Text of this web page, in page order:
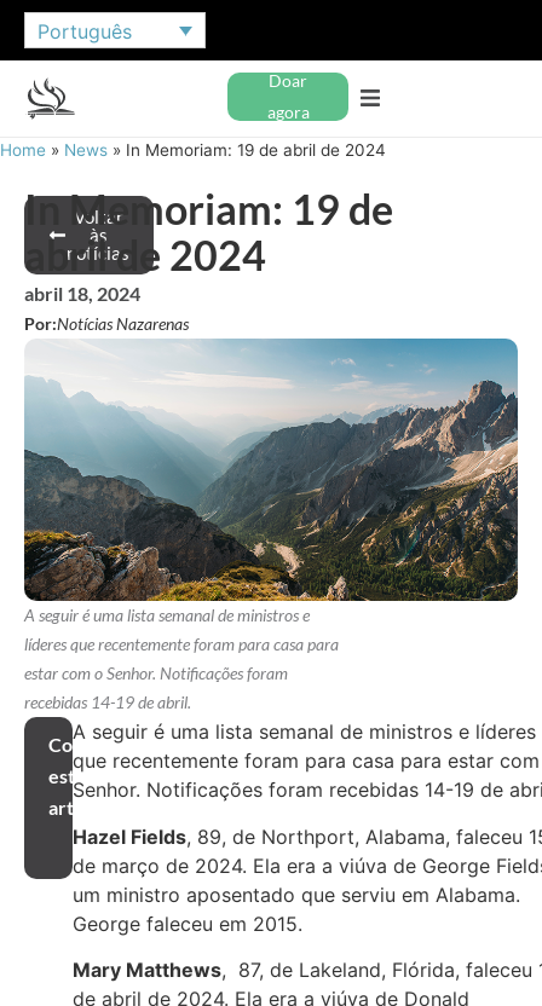
Português
Doar
agora
Home » News » In Memoriam: 19 de abril de 2024
Voltar
às
notícias
In Memoriam: 19 de
abril de 2024
abril 18, 2024
Por:Notícias Nazarenas
A seguir é uma lista semanal de ministros e
líderes que recentemente foram para casa para
estar com o Senhor. Notificações foram
recebidas 14-19 de abril.
Compartilhar
este
artigo
A seguir é uma lista semanal de ministros e líderes
que recentemente foram para casa para estar
Senhor. Notificações foram recebidas 14-19 de
Hazel Fields, 89, de Northport, Alabama, faleceu
de março de 2024. Ela era a viúva de George
um ministro aposentado que serviu em Alabama.
George faleceu em 2015.
Mary Matthews, 87, de Lakeland, Flórida, faleceu
de abril de 2024. Ela era a viúva de Donald